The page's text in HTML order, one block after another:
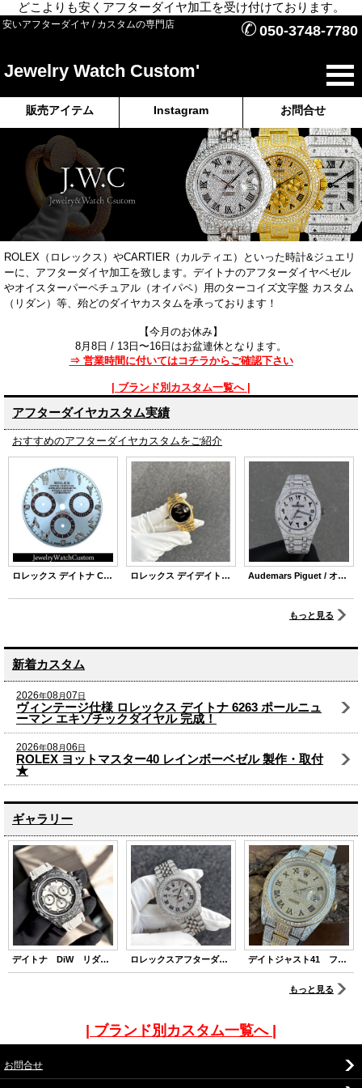
どこよりも安くアフターダイヤ加工を受け付けております。
安いアフターダイヤ / カスタムの専門店 ✆ 050-3748-7780
Jewelry Watch Custom'
販売アイテム Instagram お問合せ
ROLEX（ロレックス）やCARTIER（カルティエ）といった時計&ジュエリ
ーに、アフターダイヤ加工を致します。デイトナのアフターダイヤベゼル
やオイスターパーペチュアル（オイパペ）用のターコイズ文字盤 カスタム
（リダン）等、殆どのダイヤカスタムを承っております！
【今月のお休み】
8月8日 / 13日〜16日はお盆連休となります。
⇒ 営業時間に付いてはコチラからご確認下さい
| ブランド別カスタム一覧へ |
アフターダイヤカスタム実績
おすすめのアフターダイヤカスタムをご紹介
ロレックス デイトナ Cal.4130用 アラビア アイスブルー ダイヤンモンド 文字盤 ロレックス デイデイト 36 18238 / 18038用 オニキス文字盤 Audemars Piguet / オーデマピゲ フルダイヤ加工
もっと見る
新着カスタム
2026年08月07日
ヴィンテージ仕様 ロレックス デイトナ 6263 ポールニュ
ーマン エキゾチックダイヤル 完成！
2026年08月06日
ROLEX ヨットマスター40 レインボーベゼル 製作・取付
★
ギャラリー
デイトナ DiW リダン/カーボンカスタム ロレックスアフターダイヤ デイトジャスト 16014 デイトジャスト41 フルダイヤ
もっと見る
| ブランド別カスタム一覧へ |
お問合せ